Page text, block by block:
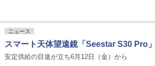
ニュース
スマート天体望遠鏡「Seestar S30 Pro
安定供給の目途が立ち6月12日（金）から